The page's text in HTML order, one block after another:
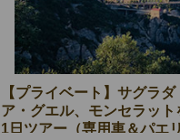
【プライベート】サグラ
ア・グエル、モンセラッ
1日ツアー（専用車＆パエ